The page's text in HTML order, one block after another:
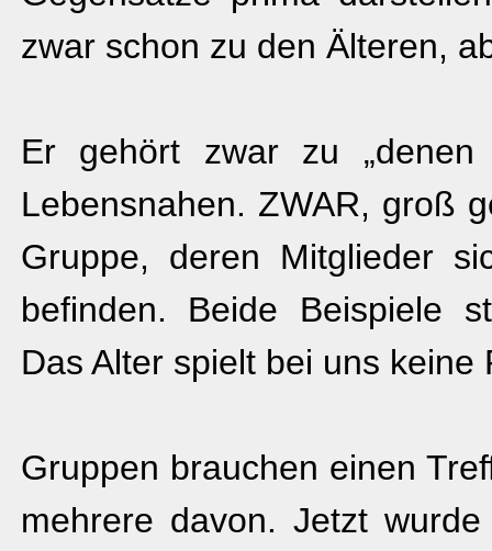
zwar schon zu den Älteren,
Er gehört zwar zu
Lebensnahen. ZWAR, groß
Gruppe, deren Mitglieder
befinden. Beide Beispiele
Das Alter spielt bei uns keine
Gruppen brauchen einen
mehrere davon. Jetzt